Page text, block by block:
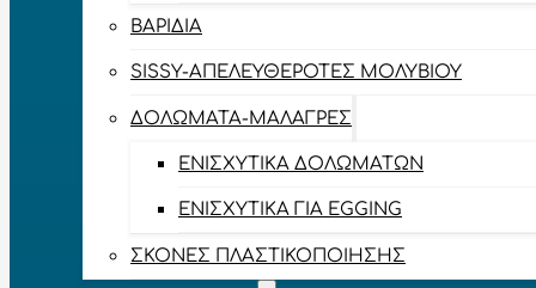
ΒΑΡΊΔΙΑ
SISSY-ΑΠΕΛΕΥΘΕΡΟΤΈΣ ΜΟΛΥΒΙΟΎ
ΔΟΛΏΜΑΤΑ-ΜΑΛΆΓΡΕΣ
ΕΝΙΣΧΥΤΙΚΆ ΔΟΛΩΜΆΤΩΝ
ΕΝΙΣΧΥΤΙΚΆ ΓΙΑ EGGING
ΣΚΌΝΕΣ ΠΛΑΣΤΙΚΟΠΟΊΗΣΗΣ